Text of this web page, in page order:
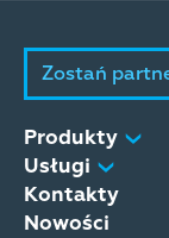
Zostań
Produkty
Usługi
Kontakty
Nowości